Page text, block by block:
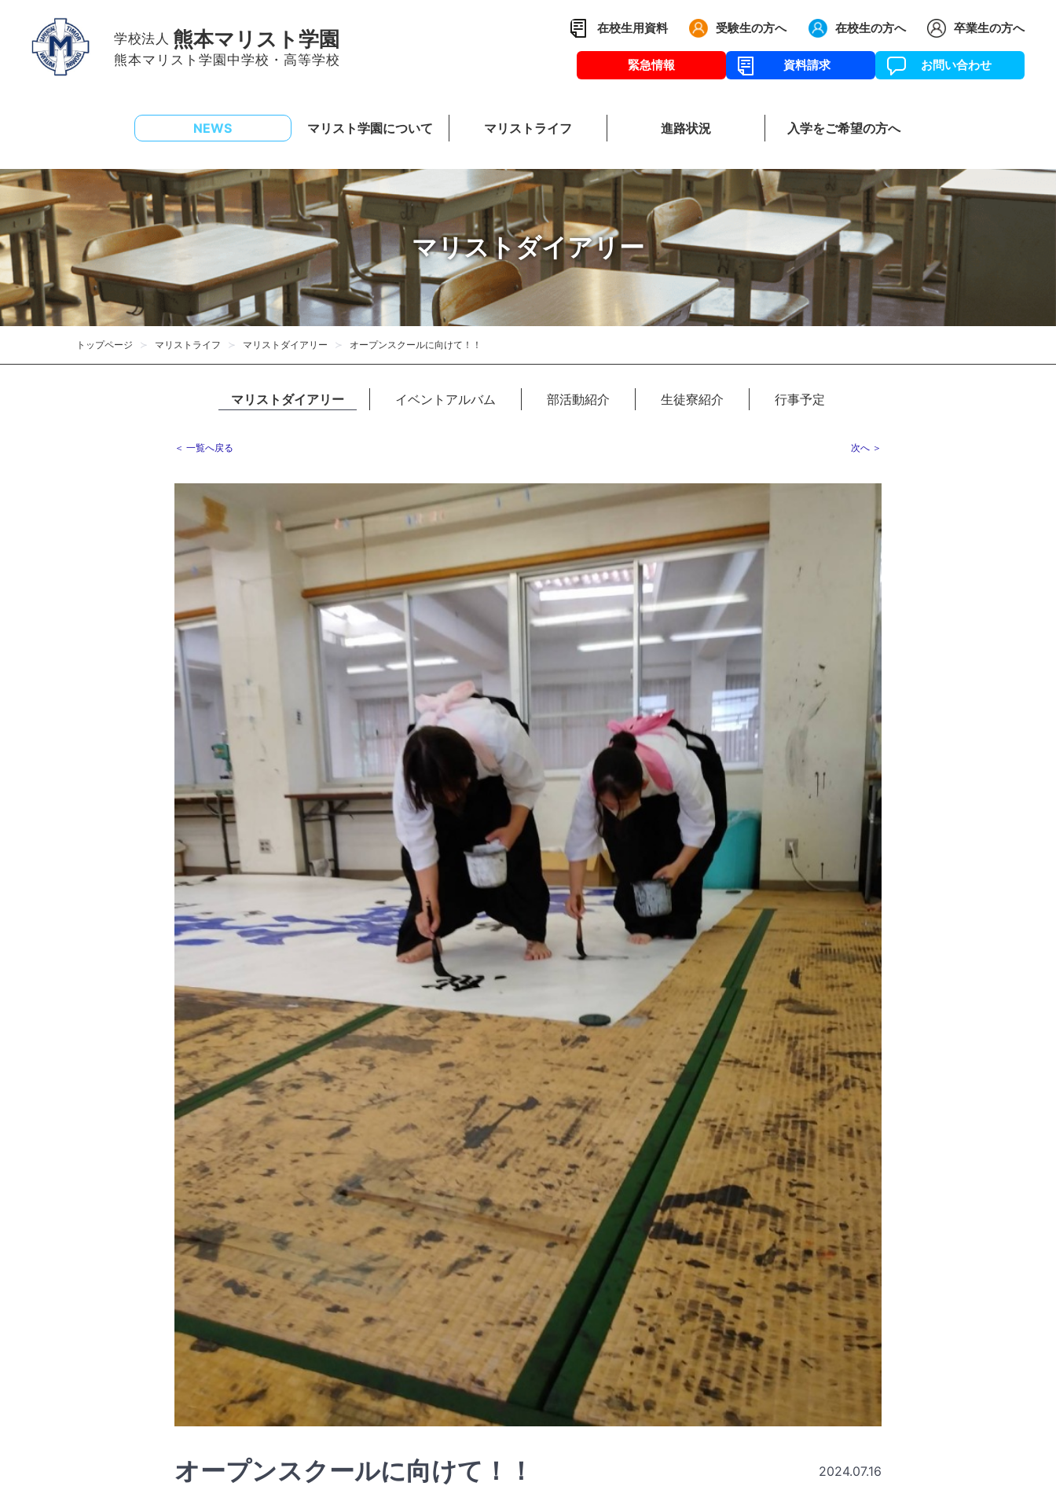
学校法人 熊本マリスト学園
熊本マリスト学園中学校・高等学校
在校生用資料 受験生の方へ 在校生の方へ 卒業生の方へ
緊急情報 資料請求 お問い合わせ
NEWS マリスト学園について
校長あいさつ 教育グランドデザイン 施設案内 本校までのアク
マリストライフ
マリストダイアリー イベントアルバム 部活動紹介 生徒
進路状況
主要大学合格状況 過去5年間の
入学をご希望の方へ
中学新コースについて 募集要項
マリストダイアリー
トップページ マリストライフ マリストダイアリー オープンスクールに向けて！！
マリストダイアリー イベントアルバム 部活動紹介 生徒寮紹介 行事予定
＜ 一覧へ戻る 次へ ＞
オープンスクールに向けて！！ 2024.07.16